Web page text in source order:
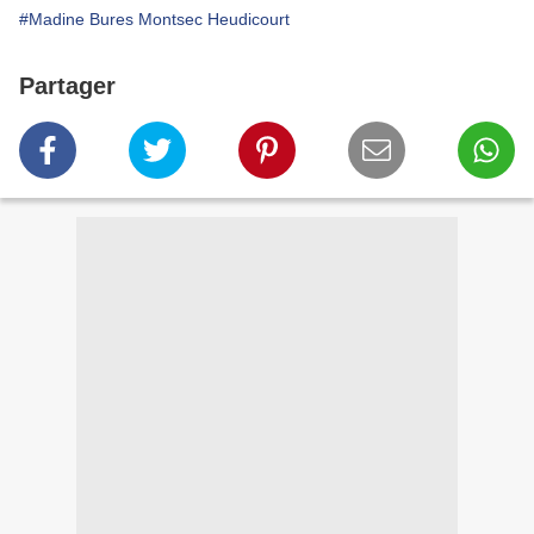
#Madine Bures Montsec Heudicourt
Partager